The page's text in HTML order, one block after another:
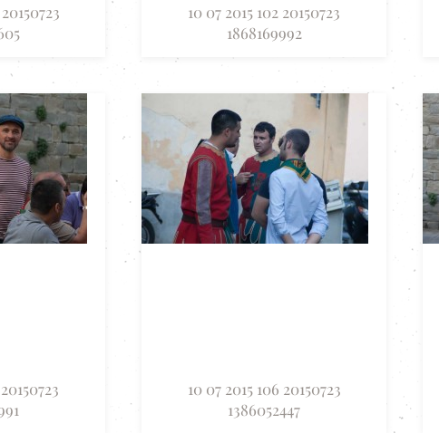
10 07 2015 102 20150723
1868169992
10 07 2015 106 20150723
1386052447